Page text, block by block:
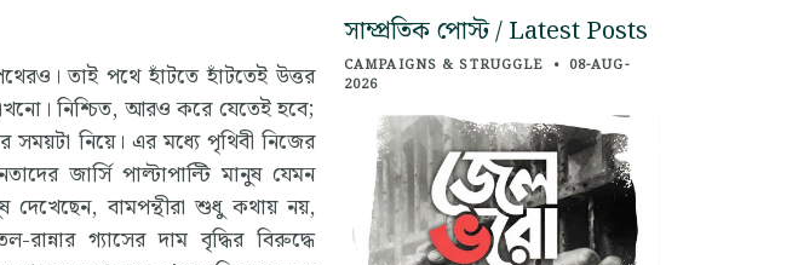
তাই পথে হাঁটতে হাঁটতেই উত্তর
নিশ্চিত, আরও করে যেতেই হবে;
নিয়ে। এর মধ্যে পৃথিবী নিজের
জার্সি পাল্টাপাল্টি মানুষ যেমন
বামপন্থীরা শুধু কথায় নয়,
রান্নার গ্যাসের দাম বৃদ্ধির বিরুদ্ধে
সাম্প্রতিক পোস্ট / Latest Posts
CAMPAIGNS & STRUGGLE • 08-AUG-
2026